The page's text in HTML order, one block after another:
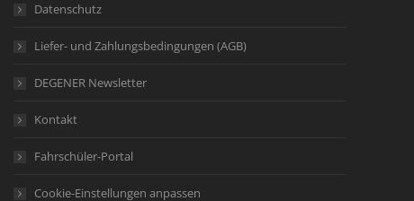
Datenschutz
Liefer- und Zahlungsbedingungen (AGB)
DEGENER Newsletter
Kontakt
Fahrschüler-Portal
Cookie-Einstellungen anpassen